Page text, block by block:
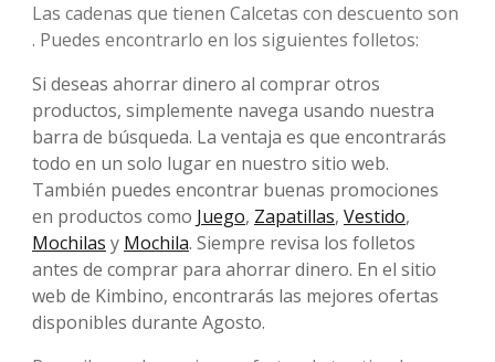
Las cadenas que tienen Calcetas con descuento son
. Puedes encontrarlo en los siguientes folletos:
Si deseas ahorrar dinero al comprar otros
productos, simplemente navega usando nuestra
barra de búsqueda. La ventaja es que encontrarás
todo en un solo lugar en nuestro sitio web.
También puedes encontrar buenas promociones
en productos como Juego, Zapatillas, Vestido,
Mochilas y Mochila. Siempre revisa los folletos
antes de comprar para ahorrar dinero. En el sitio
web de Kimbino, encontrarás las mejores ofertas
disponibles durante Agosto.